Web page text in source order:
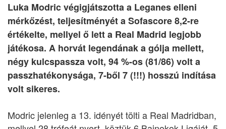
Luka Modric végigjátszotta a Leganes elleni
mérkőzést, teljesítményét a Sofascore 8,2-re
értékelte, mellyel ő lett a Real Madrid legjobb
játékosa. A horvát legendának a gólja mellett,
négy kulcspassza volt, 94 %-os (81/86) volt a
passzhatékonysága, 7-ből 7 (!!!) hosszú indítása
volt sikeres.
Modric jelenleg a 13. idényét tölti a Real Madridban,